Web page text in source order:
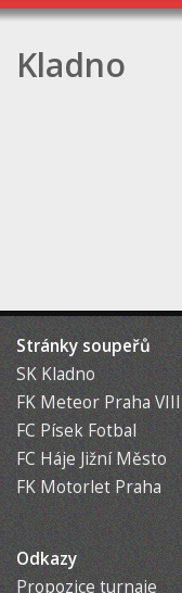
Kladno
Stránky soupeřů
SK Kladno
FK Meteor Praha VIII
FC Písek Fotbal
FC Háje Jižní Město
FK Motorlet Praha
Odkazy
Propozice turnaje